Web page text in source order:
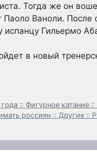
Тогда же он
Ваноли. После
испанцу Гильермо
в новый
:: Фигурное катание
россиян :: Другие ::